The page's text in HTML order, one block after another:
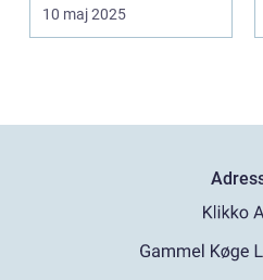
10 maj 2025